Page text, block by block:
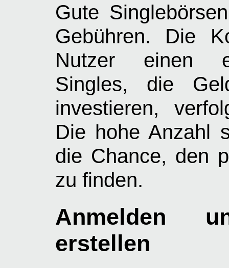
Gute
Gebühren. Die
Nutzer einen
Singles, die
investieren,
Die hohe Anzahl
die Chance, den
zu finden.
Anmelden
erstellen